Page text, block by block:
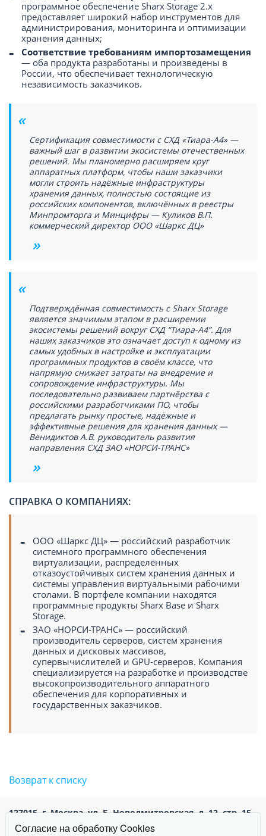
программное обеспечение Sharx Storage 2.х
предоставляет широкий набор инструментов для
администрирования, мониторинга и оптимизации
хранения данных;
Соответствие требованиям импортозамещения
— оба продукта разработаны и произведены в
России, что обеспечивает технологическую
независимость заказчиков.
Сертификация совместимости с СХД «Тиара-А4» —
важный шаг в развитии экосистемы отечественных
решений. Мы планомерно расширяем круг
аппаратных платформ, чтобы наши заказчики
могли строить надёжные инфраструктуры
хранения данных, полностью состоящие из
российских компонентов, включённых в реестры
Минпромторга и Минцифры — Куликов В.П.
коммерческий директор ООО «Шаркс ДЦ»
Подтверждённая совместимость с Sharx Storage
является значимым этапом в расширении
экосистемы решений вокруг СХД “Тиара-А4”. Для
наших заказчиков это означает доступ к одному из
самых удобных в настройке и эксплуатации
программных продуктов в своём классе, что
напрямую снижает затраты на внедрение и
сопровождение инфраструктуры. Мы
последовательно развиваем партнёрства с
российскими разработчиками ПО, чтобы
предлагать рынку простые, надёжные и
эффективные решения для хранения данных —
Венидиктов А.В. руководитель развития
направления СХД ЗАО «НОРСИ-ТРАНС»
СПРАВКА О КОМПАНИЯХ:
ООО «Шаркс ДЦ» — российский разработчик
системного программного обеспечения
виртуализации, распределённых
отказоустойчивых систем хранения данных и
системы управления виртуальными рабочими
столами. В портфеле компании находятся
программные продукты Sharx Base и Sharx
Storage.
ЗАО «НОРСИ-ТРАНС» — российский
производитель серверов, систем хранения
данных и дисковых массивов,
супервычислителей и GPU-серверов. Компания
специализируется на разработке и производстве
высокопроизводительного аппаратного
обеспечения для корпоративных и
государственных заказчиков.
Возврат к списку
127015, г. Москва, ул. Б. Новодмитровская, д. 12, стр. 15,
Тел:(495) 748-74-83info@norsi-trans.ru
Согласие на обработку Cookies